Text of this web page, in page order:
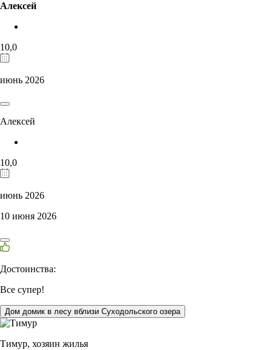
Алексей
10,0
июнь 2026
Алексей
10,0
июнь 2026
10 июня 2026
Достоинства:
Все супер!
Дом домик в лесу вблизи Суходольского озера
Тимур, хозяин жилья